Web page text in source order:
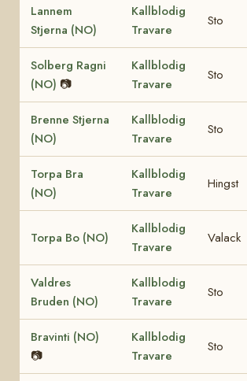
Lannem
Stjerna (NO)
Kallblodig
Travare
Sto
Solberg Ragni
(NO) 📷
Kallblodig
Travare
Sto
Brenne Stjerna
(NO)
Kallblodig
Travare
Sto
Torpa Bra
(NO)
Kallblodig
Travare
Hingst
Torpa Bo (NO)
Kallblodig
Travare
Valack
Valdres
Bruden (NO)
Kallblodig
Travare
Sto
Bravinti (NO)
📷
Kallblodig
Travare
Sto